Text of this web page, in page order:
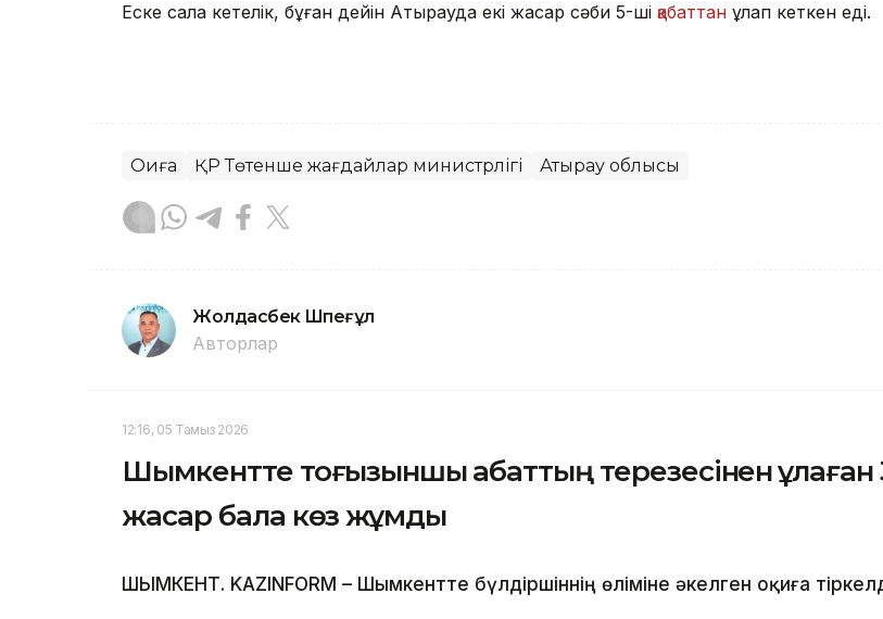
Еске сала кетелік, бұған дейін Атырауда екі жасар сәби 5-ші қабаттан құлап кеткен еді.
Оқиға ҚР Төтенше жағдайлар министрлігі Атырау облысы
Жолдасбек Шөпеғұл
Авторлар
12:16, 05 Тамыз 2026
Шымкентте тоғызыншы қабаттың терезесінен құлаған
жасар бала көз жұмды
ШЫМКЕНТ. KAZINFORM – Шымкентте бүлдіршіннің өліміне әкелген оқиға